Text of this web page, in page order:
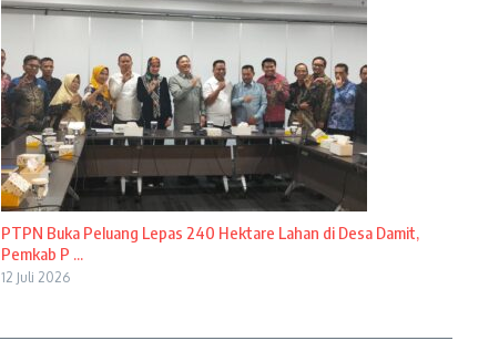
PTPN Buka Peluang Lepas 240 Hektare Lahan di Desa Damit,
Pemkab P ...
12 Juli 2026